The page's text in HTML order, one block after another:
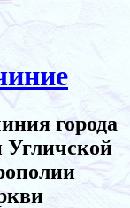
города